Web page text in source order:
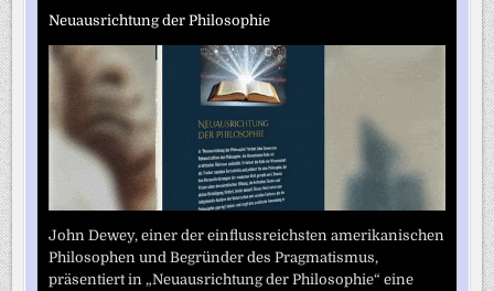
Neuausrichtung der Philosophie
John Dewey, einer der einflussreichsten amerikanischen
Philosophen und Begründer des Pragmatismus,
präsentiert in „Neuausrichtung der Philosophie“ eine